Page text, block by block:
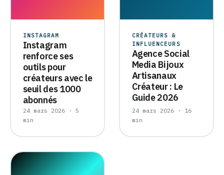
INSTAGRAM
Instagram
renforce ses
outils pour
créateurs avec le
seuil des 1000
abonnés
24 mars 2026 · 5
min
CRÉATEURS &
INFLUENCEURS
Agence Social
Media Bijoux
Artisanaux
Créateur : Le
Guide 2026
24 mars 2026 · 16
min